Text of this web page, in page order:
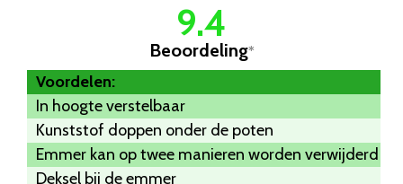
9.4
Beoordeling*
Voordelen:
In hoogte verstelbaar
Kunststof doppen onder de poten
Emmer kan op twee manieren worden verwijderd
Deksel bij de emmer